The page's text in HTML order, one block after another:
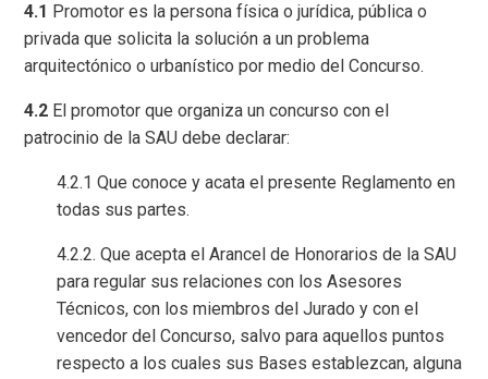
4.1 Promotor es la persona física o jurídica, pública o
privada que solicita la solución a un problema
arquitectónico o urbanístico por medio del Concurso.
4.2 El promotor que organiza un concurso con el
patrocinio de la SAU debe declarar:
4.2.1 Que conoce y acata el presente Reglamento en
todas sus partes.
4.2.2. Que acepta el Arancel de Honorarios de la SAU
para regular sus relaciones con los Asesores
Técnicos, con los miembros del Jurado y con el
vencedor del Concurso, salvo para aquellos puntos
respecto a los cuales sus Bases establezcan, alguna